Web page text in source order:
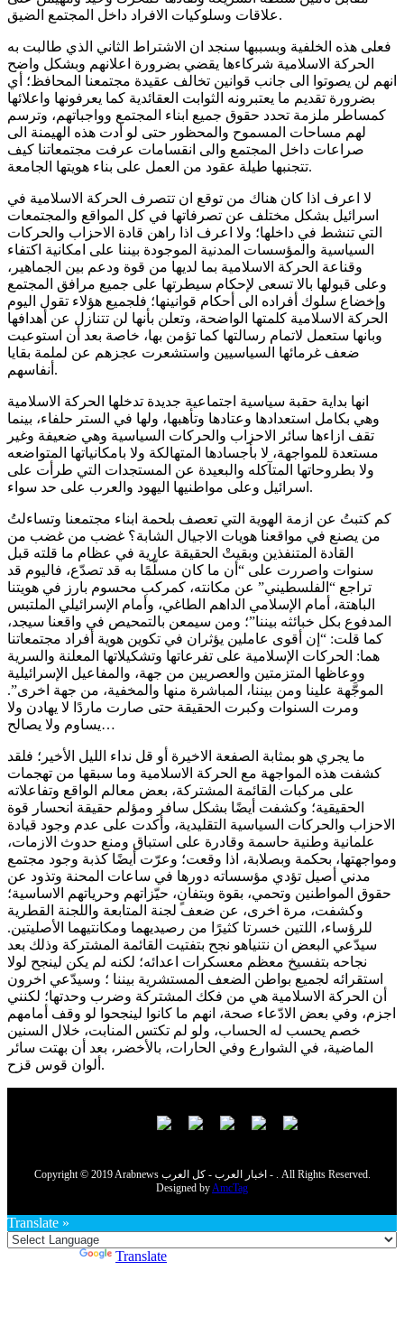
علاقات وسلوكيات الافراد داخل المجتمع الضيق.
فعلى هذه الخلفية وبسببها سنجد ان الاشتراط الثاني الذي طالبت به
الحركة الاسلامية شركاءها يقضي بضرورة اعلانهم وبشكل واضح
انهم لن يصوتوا الى جانب قوانين تخالف عقيدة مجتمعنا المحافظ؛ أي
بضرورة تقديم ما يعتبرونه الثوابت العقائدية كما يعرفونها واعلائها
كمساطر ملزمة تحدد حقوق جميع ابناء المجتمع وواجباتهم، وترسم
لهم مساحات المسموح والمحظور حتى لو أدت هذه الهيمنة الى
صراعات داخل المجتمع والى انقسامات عرفت مجتمعاتنا كيف
تتجنبها طيلة عقود من العمل على بناء هويتها الجامعة.
لا اعرف اذا كان هناك من توقع ان تتصرف الحركة الاسلامية في
اسرائيل بشكل مختلف عن تصرفاتها في كل المواقع والمجتمعات
التي تنشط في داخلها؛ ولا اعرف اذا راهن قادة الاحزاب والحركات
السياسية والمؤسسات المدنية الموجودة بيننا على امكانية اكتفاء
وقناعة الحركة الاسلامية بما لديها من قوة ودعم بين الجماهير،
وعلى قبولها بالا تسعى لإحكام سيطرتها على جميع مرافق المجتمع
وإخضاع سلوك أفراده الى أحكام قوانينها؛ فلجميع هؤلاء تقول اليوم
الحركة الاسلامية كلمتها الواضحة، وتعلن بأنها لن تتنازل عن أهدافها
وبانها ستعمل لاتمام رسالتها كما تؤمن بها، خاصة بعد أن استوعبت
ضعف غرمائها السياسيين واستشعرت عجزهم عن لملمة بقايا
أنفاسهم.
انها بداية حقبة سياسية اجتماعية جديدة تدخلها الحركة الاسلامية
وهي بكامل استعدادها وعتادها وتأهبها، ولها في الستر حلفاء، بينما
تقف ازاءها سائر الاحزاب والحركات السياسية وهي ضعيفة وغير
مستعدة للمواجهة، لا بأجسادها المتهالكة ولا بامكانياتها المتواضعه
ولا بطروحاتها المتآكله والبعيدة عن المستجدات التي طرأت على
اسرائيل وعلى مواطنيها اليهود والعرب على حد سواء.
كم كتبتُ عن ازمة الهوية التي تعصف بلحمة ابناء مجتمعنا وتساءلتُ
من يصنع في مواقعنا هويات الاجيال الشابة؟ غضب من غضب من
القادة المتنفذين وبقيتْ الحقيقة عارية في عظام ما قلته قبل
سنوات واصررت على “أن ما كان مسلّمًا به قد تصدّع، فاليوم قد
تراجع “الفلسطيني” عن مكانته، كمركب محسوم بارز في هويتنا
الباهتة، أمام الإسلامي الداهم الطاغي، وأمام الإسرائيلي الملتبس
المدفوع بكل خبائثه بيننا”؛ ومن سيمعن بالتمحيص في واقعنا سيجد،
كما قلت: “إن أقوى عاملين يؤثران في تكوين هوية أفراد مجتمعاتنا
هما: الحركات الإسلامية على تفرعاتها وتشكيلاتها المعلنة والسرية
ووعاظها المتزمتين والعصريين من جهة، والمفاعيل الإسرائيلية
الموجَّهة علينا ومن بيننا، المباشرة منها والمخفية، من جهة اخرى”.
ومرت السنوات وكبرت الحقيقة حتى صارت ماردًا لا يهادن ولا
يساوم ولا يصالح…
ما يجري هو بمثابة الصفعة الاخيرة أو قل نداء الليل الأخير؛ فلقد
كشفت هذه المواجهة مع الحركة الاسلامية وما سبقها من تهجمات
على مركبات القائمة المشتركة، بعض معالم الواقع وتفاعلاته
الحقيقية؛ وكشفت أيضًا بشكل سافر ومؤلم حقيقة انحسار قوة
الاحزاب والحركات السياسية التقليدية، وأكدت على عدم وجود قيادة
علمانية وطنية حاسمة وقادرة على استباق ومنع حدوث الازمات،
ومواجهتها، بحكمة وبصلابة، اذا وقعت؛ وعرّت أيضًا كذبة وجود مجتمع
مدني أصيل تؤدي مؤسساته دورها في ساعات المحنة وتذود عن
حقوق المواطنين وتحمي، بقوة وبتفانٍ، حيّزاتهم وحرياتهم الاساسية؛
وكشفت، مرة اخرى، عن ضعف لجنة المتابعة واللجنة القطرية
للرؤساء، اللتين خسرتا كثيرًا من رصيديهما ومكانتيهما الأصليتين.
سيدّعي البعض ان نتنياهو نجح بتفتيت القائمة المشتركة وذلك بعد
نجاحه بتفسيخ معظم معسكرات اعدائه؛ لكنه لم يكن لينجح لولا
استقرائه لجميع بواطن الضعف المستشرية بيننا ؛ وسيدّعي اخرون
أن الحركة الاسلامية هي من فكك المشتركة وضرب وحدتها؛ لكنني
اجزم، وفي بعض الادّعاء صحة، انهم ما كانوا لينجحوا لو وقف أمامهم
خصم يحسب له الحساب، ولو لم تكتس المنابت، خلال السنين
الماضية، في الشوارع وفي الحارات، بالأخضر، بعد أن بهتت سائر
ألوان قوس قزح.
Copyright © 2019 Arabnews اخبار العرب - كل العرب - . All Rights Reserved.
Designed byAmcTag
Translate »
Translate